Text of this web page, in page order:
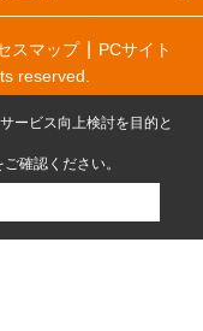
スマップ
PCサイト
reserved.
ービス向上検討を目的と
ご確認ください。